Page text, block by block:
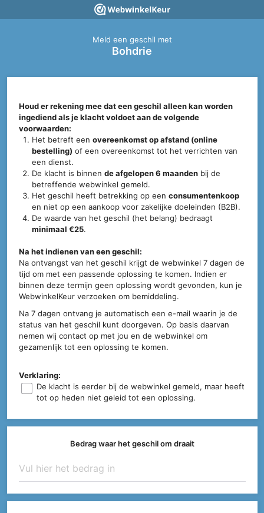
Meld een geschil met
Bohdrie
Houd er rekening mee dat een geschil alleen kan worden
ingediend als je klacht voldoet aan de volgende
voorwaarden:
Het betreft eenovereenkomst op afstand (online
bestelling) of een overeenkomst tot het verrichten van
een dienst.
De klacht is binnende afgelopen 6 maanden bij de
betreffende webwinkel gemeld.
Het geschil heeft betrekking op eenconsumentenkoop
en niet op een aankoop voor zakelijke doeleinden (B2B).
De waarde van het geschil (het belang) bedraagt
minimaal €25.
Na het indienen van een geschil:
Na ontvangst van het geschil krijgt de webwinkel 7 dagen de
tijd om met een passende oplossing te komen. Indien er
binnen deze termijn geen oplossing wordt gevonden, kun je
WebwinkelKeur verzoeken om bemiddeling.
Na 7 dagen ontvang je automatisch een e-mail waarin je de
status van het geschil kunt doorgeven. Op basis daarvan
nemen wij contact op met jou en de webwinkel om
gezamenlijk tot een oplossing te komen.
Verklaring:
De klacht is eerder bij de webwinkel gemeld, maar heeft
tot op heden niet geleid tot een oplossing.
Bedrag waar het geschil om draait